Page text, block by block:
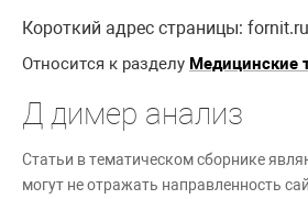
Короткий адрес страницы:
Относится к разделу Медицинские
Д димер анализ
Статьи в тематическом сборнике
могут не отражать направленность